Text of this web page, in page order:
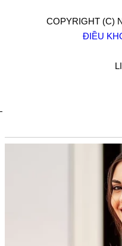
COPYRIGHT (C)
ĐIỀU